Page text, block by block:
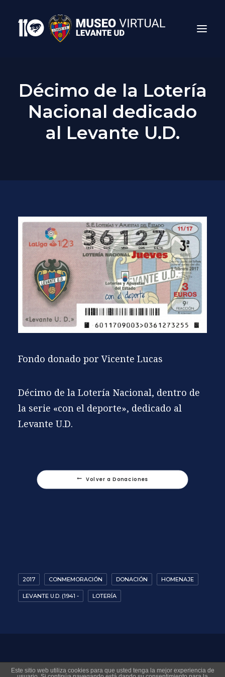
Search
Décimo de la Lotería
Nacional dedicado
al Levante U.D.
Fondo donado por Vicente Lucas
Décimo de la Lotería Nacional, dentro de
la serie «con el deporte», dedicado al
Levante U.D.
Volver a Donaciones
2017 CONMEMORACIÓN DONACIÓN HOMENAJE
LEVANTE U.D. (1941 - LOTERÍA
© 2026 Museo Virtual Levante UD. All rights reserved
Este sitio web utiliza cookies para que usted tenga la mejor experiencia de